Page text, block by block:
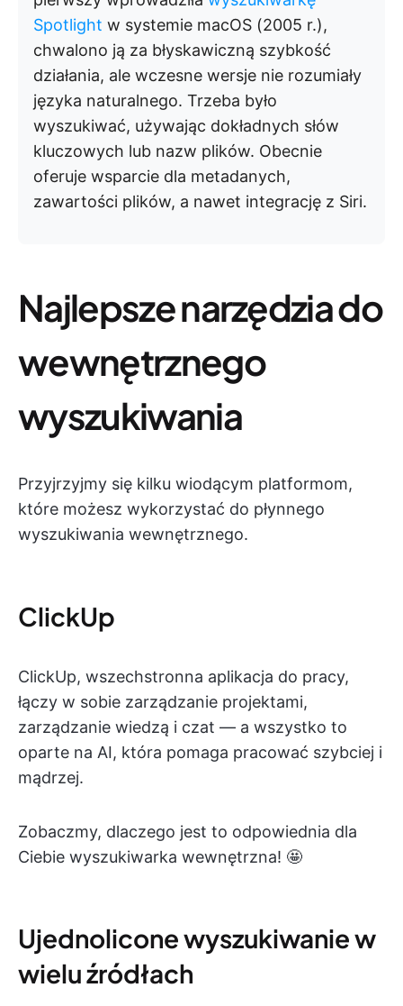
Spotlight w systemie macOS (2005 r.),
chwalono ją za błyskawiczną szybkość
działania, ale wczesne wersje nie rozumiały
języka naturalnego. Trzeba było
wyszukiwać, używając dokładnych słów
kluczowych lub nazw plików. Obecnie
oferuje wsparcie dla metadanych,
zawartości plików, a nawet integrację z Siri.
Najlepsze narzędzia do
wewnętrznego
wyszukiwania
Przyjrzyjmy się kilku wiodącym platformom,
które możesz wykorzystać do płynnego
wyszukiwania wewnętrznego.
ClickUp
ClickUp, wszechstronna aplikacja do pracy,
łączy w sobie zarządzanie projektami,
zarządzanie wiedzą i czat — a wszystko to
oparte na AI, która pomaga pracować szybciej i
mądrzej.
Zobaczmy, dlaczego jest to odpowiednia dla
Ciebie wyszukiwarka wewnętrzna! 🤩
Ujednolicone wyszukiwanie w
wielu źródłach